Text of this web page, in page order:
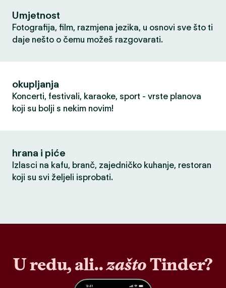
Umjetnost
Fotografija, film, razmjena jezika, u osnovi sve što ti
daje nešto o čemu možeš razgovarati.
okupljanja
Koncerti, festivali, karaoke, sport - vrste planova
koji su bolji s nekim novim!
hrana i piće
Izlasci na kafu, branč, zajedničko kuhanje, restoran
koji su svi željeli isprobati.
U redu, ali..zaštoTinder?